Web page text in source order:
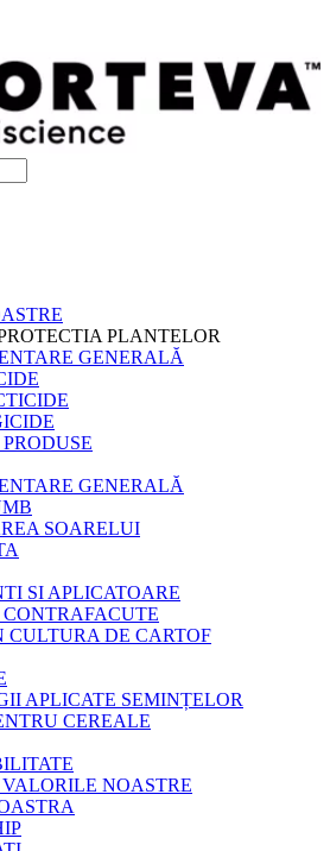
PLANTELOR
GENERALĂ
GENERALĂ
SOARELUI
SI APLICATOARE
CONTRAFACUTE
CULTURA DE CARTOF
APLICATE SEMINȚELOR
CEREALE
VALORILE NOASTRE